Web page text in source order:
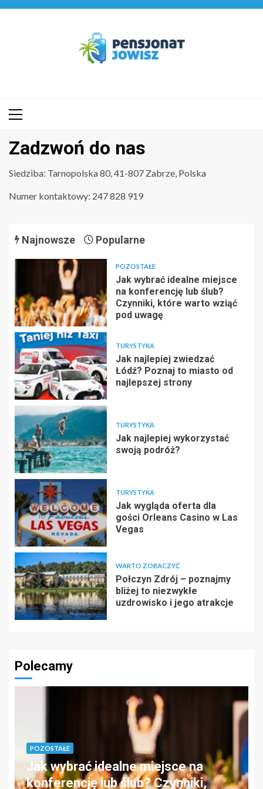
Przejdź
Menu
Zadzwoń do nas
Siedziba: Tarnopolska 80, 41-807 Zabrze, Polska
Numer kontaktowy: 247 828 919
Najnowsze Popularne
POZOSTAŁE
Jak wybrać idealne miejsce
na konferencję lub ślub?
Czynniki, które warto wziąć
pod uwagę
TURYSTYKA
Jak najlepiej zwiedzać
Łódź? Poznaj to miasto od
najlepszej strony
TURYSTYKA
Jak najlepiej wykorzystać
swoją podróż?
TURYSTYKA
Jak wygląda oferta dla
gości Orleans Casino w Las
Vegas
WARTO ZOBACZYĆ
Połczyn Zdrój – poznajmy
bliżej to niezwykłe
uzdrowisko i jego atrakcje
Polecamy
POZOSTAŁE
Jak wybrać idealne miejsce na
konferencję lub ślub? Czynniki,